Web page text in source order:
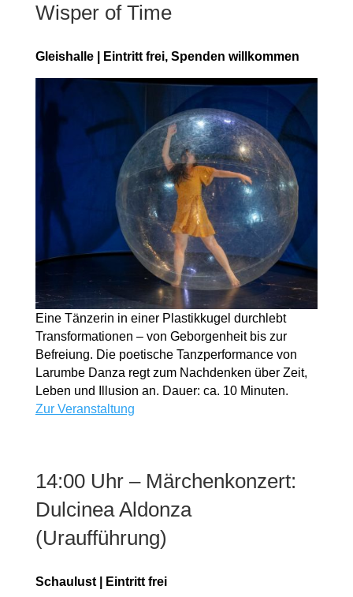
Wisper of Time
Gleishalle | Eintritt frei, Spenden willkommen
Eine Tänzerin in einer Plastikkugel durchlebt
Transformationen – von Geborgenheit bis zur
Befreiung. Die poetische Tanzperformance von
Larumbe Danza regt zum Nachdenken über Zeit,
Leben und Illusion an. Dauer: ca. 10 Minuten.
Zur Veranstaltung
14:00 Uhr – Märchenkonzert:
Dulcinea Aldonza
(Uraufführung)
Schaulust | Eintritt frei